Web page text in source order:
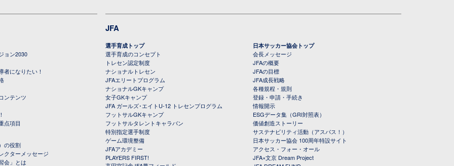
ョン2030
者になりたい！
ンテンツ
点項目
の役割
クターメッセージ
会」とは
JFA
選手育成トップ
選手育成のコンセプト
トレセン認定制度
ナショナルトレセン
JFAエリートプログラム
ナショナルGKキャンプ
女子GKキャンプ
JFA ガールズ･エイトU-12 トレセンプログラム
フットサルGKキャンプ
フットサルタレントキャラバン
特別指定選手制度
ゲーム環境整備
JFAアカデミー
PLAYERS FIRST!
日本サッカー協会トップ
会長メッセージ
JFAの概要
JFAの目標
JFA成長戦略
各種規程・規則
登録・申請・手続き
情報開示
ESGデータ集（GRI対照表）
価値創造ストーリー
サステナビリティ活動（アスパス！）
日本サッカー協会 100周年特設サイト
アクセス・フォー・オール
JFA×文京 Dream Project